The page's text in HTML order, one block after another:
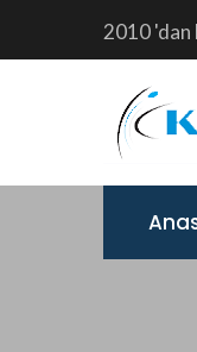
2010 'dan